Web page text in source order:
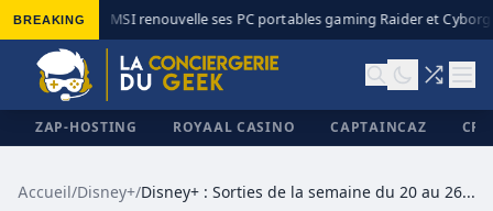
BREAKING MSI renouvelle ses PC portables gaming Raider et Cyborg
ZAP-HOSTING ROYAAL CASINO CAPTAINCAZ
Accueil/Disney+/ Disney+ : Sorties de la semaine du 20 au 26 juin